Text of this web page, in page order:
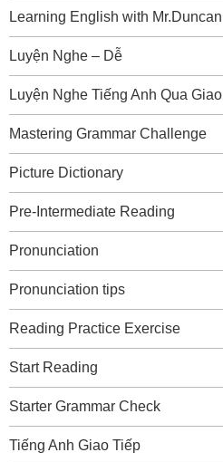
Learning English with Mr.Duncan
Luyện Nghe – Dễ
Luyện Nghe Tiếng Anh Qua
Mastering Grammar Challenge
Picture Dictionary
Pre-Intermediate Reading
Pronunciation
Pronunciation tips
Reading Practice Exercise
Start Reading
Starter Grammar Check
Tiếng Anh Giao Tiếp